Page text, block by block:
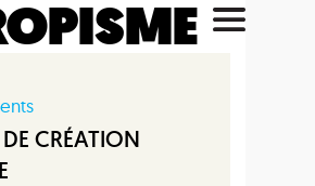
CRÉATION